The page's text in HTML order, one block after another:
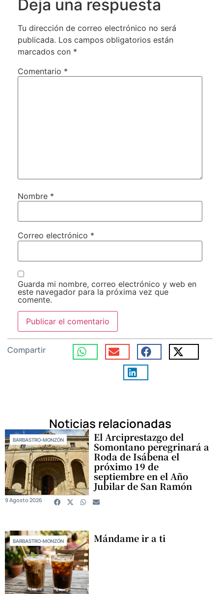
Deja una respuesta
Tu dirección de correo electrónico no será
publicada. Los campos obligatorios están
marcados con *
Comentario *
Nombre *
Correo electrónico *
Guarda mi nombre, correo electrónico y web en
este navegador para la próxima vez que
comente.
Compartir
Noticias relacionadas
BARBASTRO-MONZÓN El Arciprestazgo del
Somontano peregrinará a
Roda de Isábena el
próximo 19 de
septiembre en el Año
Jubilar de San Ramón
9 Agosto 2026
BARBASTRO-MONZÓN Mándame ir a ti